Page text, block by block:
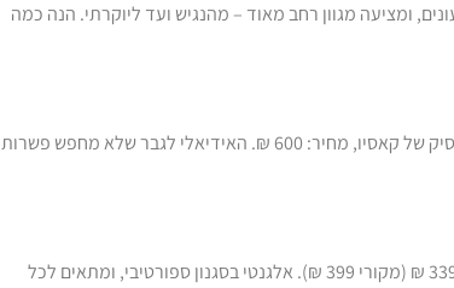
ומציעה מגוון רחב מאוד – מהנגיש ועד ליוקרתי. הנה כמה
– שעון ספורטיבי מוצק, קלאסיק של קאסיו, מחיר: 600 ₪. האידיאלי לגבר שלא מחפש פשרות
– מגוון צבעים, מחיר מבצע של 339 ₪ (מקורי 399 ₪). אלגנטי בסגנון ספורטיבי, ומתאים לכל